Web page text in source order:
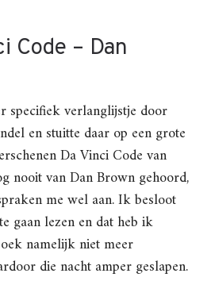
Code – Dan
verlanglijstje door
en stuitte daar op een grote
Da Vinci Code van
nooit van Dan Brown gehoord,
me wel aan. Ik besloot
gaan lezen en dat heb ik
namelijk niet meer
die nacht amper geslapen.